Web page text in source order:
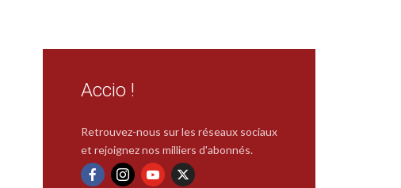
Accio !
Retrouvez-nous sur les réseaux sociaux
et rejoignez nos milliers d'abonnés.